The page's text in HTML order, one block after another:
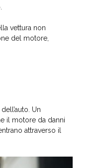
vettura non
del motore,
Un
il motore da danni
attraverso il